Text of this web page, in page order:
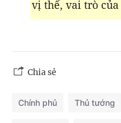
vị thế, vai trò của
Chia sẻ
Chính phủ Thủ tướng